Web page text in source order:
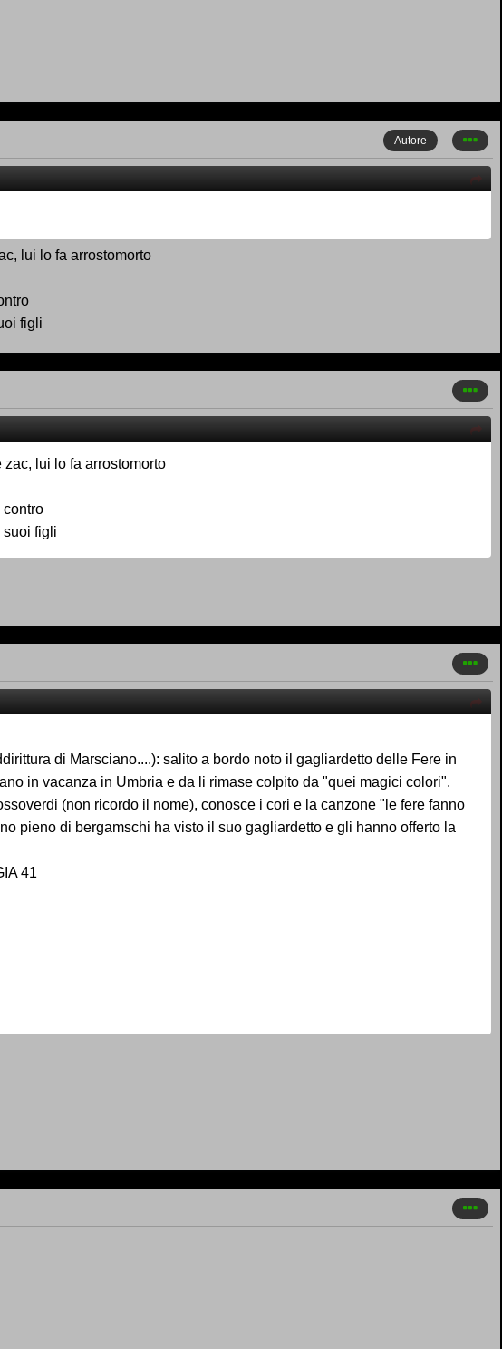
Autore
lui lo fa arrostomorto
figli
lui lo fa arrostomorto
contro
suoi figli
di Marsciano....): salito a bordo noto il gagliardetto delle Fere in
in vacanza in Umbria e da li rimase colpito da "quei magici colori".
(non ricordo il nome), conosce i cori e la canzone "le fere fanno
pieno di bergamschi ha visto il suo gagliardetto e gli hanno offerto la
41